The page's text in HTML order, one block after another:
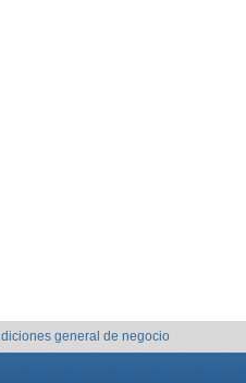
general de negocio